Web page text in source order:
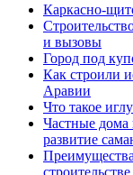
Каркасно-
и вызовы
Город под
Как строили
Аравии
Что такое
Частные дома
развитие
строительстве